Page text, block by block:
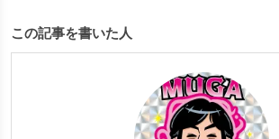
この記事を書いた人